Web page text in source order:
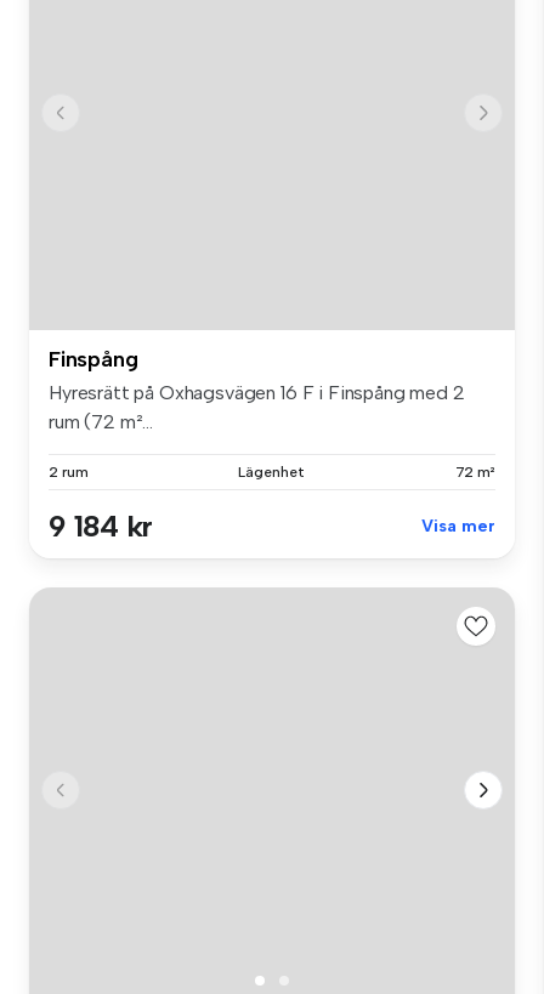
Finspång
Hyresrätt på Oxhagsvägen 16 F i Finspång med 2
rum (72 m²...
2 rum Lägenhet 72 m²
9 184 kr Visa mer